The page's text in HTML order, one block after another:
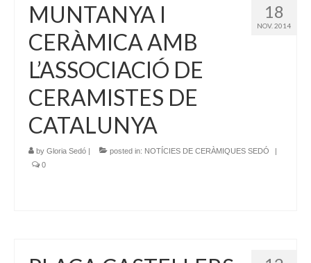
18
NOV. 2014
MUNTANYA I
CERÀMICA AMB
L’ASSOCIACIÓ DE
CERAMISTES DE
CATALUNYA
by Gloria Sedó posted in: NOTÍCIES DE CERÀMIQUES SEDÓ
0